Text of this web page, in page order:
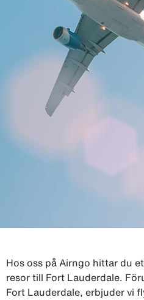
Hos oss på Airngo hittar du
resor till Fort Lauderdale.
Fort Lauderdale, erbjuder vi